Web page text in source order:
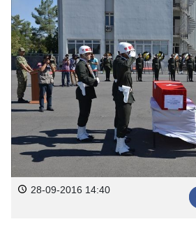
28-09-2016 14:40